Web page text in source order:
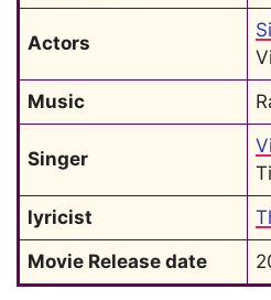
Actors
Music
Singer
lyricist
Movie Release date